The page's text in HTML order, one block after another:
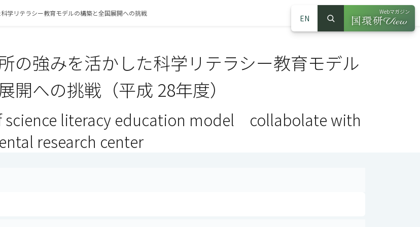
EN
サイト内検索
検索
Webマガジン
（別ウインドウ
学リテラシー教育モデルの構築と全国展開への挑戦
の強みを活かした科学リテラシー教育モデル
開への挑戦（平成 28年度）
science literacy education model collabolate with
research center